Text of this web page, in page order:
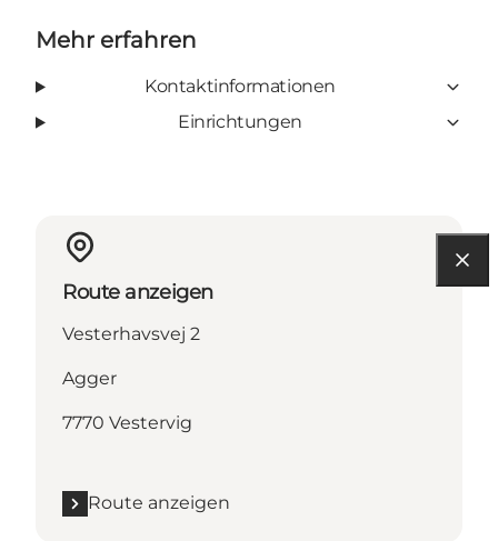
Mehr erfahren
Kontaktinformationen
Einrichtungen
Route anzeigen
Vesterhavsvej 2
Agger
7770 Vestervig
Route anzeigen